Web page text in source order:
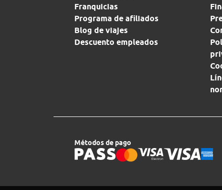
Franquicias
Programa de afiliados
Blog de viajes
Descuento empleados
Métodos de pago